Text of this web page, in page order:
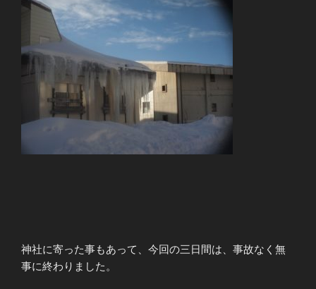
神社に寄った事もあって、今回の三日間は、事故なく無
事に終わりました。